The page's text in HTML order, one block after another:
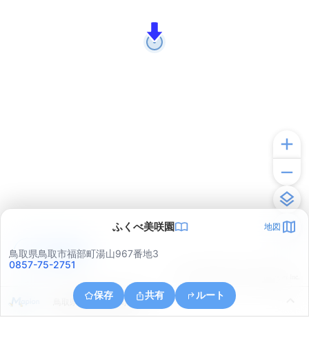
ふくべ美咲園 地図
鳥取県鳥取市福部町湯山967番地3
0857-75-2751
保存 共有 ルート
鳥取県鳥取市福部町湯山
アプリで見る